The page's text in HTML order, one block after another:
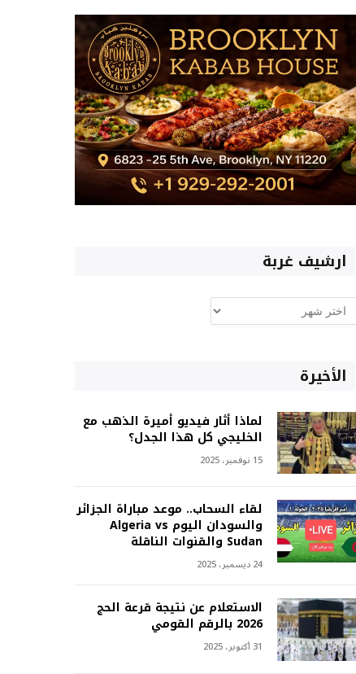
ارشيف غربة
الأخيرة
لماذا أثار فيديو أميرة الذهب مع
الخليجي كل هذا الجدل؟
15 نوفمبر، 2025
لقاء السحاب.. موعد مباراة الجزائر
والسودان اليوم Algeria vs
Sudan والقنوات الناقلة
24 ديسمبر، 2025
الاستعلام عن نتيجة قرعة الحج
2026 بالرقم القومي
31 أكتوبر، 2025